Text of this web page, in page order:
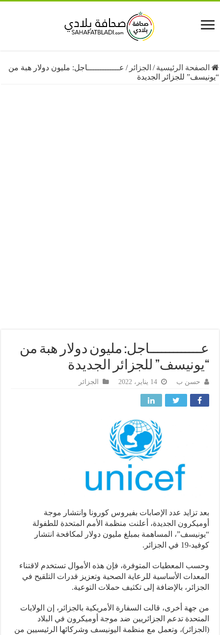
الرئيسية /الجزائر/عـــــــــــــاجل: مليون دولار هبة من
للجزائر الجديدة
مليون دولار هبة من
للجزائر الجديدة
حسن ب الجزائر
تزايد عدد الإصابات بفيروس كورونا وانتشار موجة
الجديدة، أعلنت منظمة الأمم المتحدة للطفولة
المساهمة بمبلغ مليون دولار لمكافحة انتشار
في الجزائر.
المعطيات المتوفرة، فإن هذه الأموال تستخدم لاقتناء
الأساسية للرعاية الصحية وتعزيز قدرات التلقيح في
بالإضافة إلى تكثيف حملات التوعية.
أخرى، قالت السفارة الأمريكية بالجزائر، إن الولايات
تدعم الجزائريين ضد موجة أوميكرون في البلاد
وتعمل مع منظمة اليونيسف وشركائها الرئيسيين من